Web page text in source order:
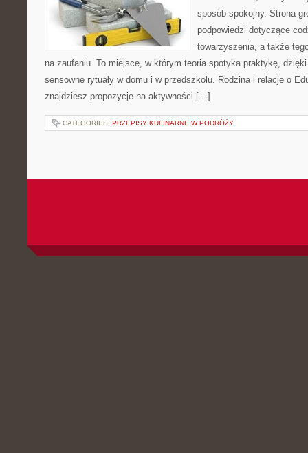
sposób spokojny. Strona
podpowiedzi dotyczące
towarzyszenia, a także
na zaufaniu. To miejsce, w którym teoria spotyka praktykę, dzięki
sensowne rytuały w domu i w przedszkolu. Rodzina i relacje o
znajdziesz propozycje na aktywności […]
CATEGORIES: PRZEPISY KULINARNE W PODRÓŻY